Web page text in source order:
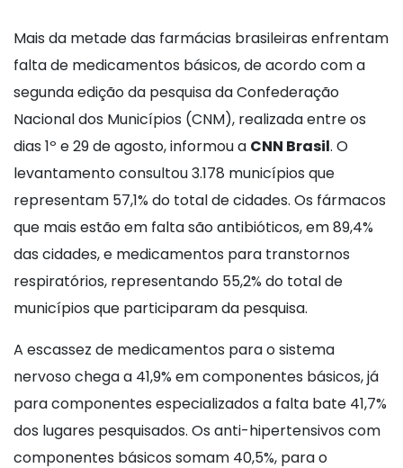
Mais da metade das farmácias brasileiras enfrentam
falta de medicamentos básicos, de acordo com a
segunda edição da pesquisa da Confederação
Nacional dos Municípios (CNM), realizada entre os
dias 1º e 29 de agosto, informou a CNN Brasil. O
levantamento consultou 3.178 municípios que
representam 57,1% do total de cidades. Os fármacos
que mais estão em falta são antibióticos, em 89,4%
das cidades, e medicamentos para transtornos
respiratórios, representando 55,2% do total de
municípios que participaram da pesquisa.
A escassez de medicamentos para o sistema
nervoso chega a 41,9% em componentes básicos, já
para componentes especializados a falta bate 41,7%
dos lugares pesquisados. Os anti-hipertensivos com
componentes básicos somam 40,5%, para o